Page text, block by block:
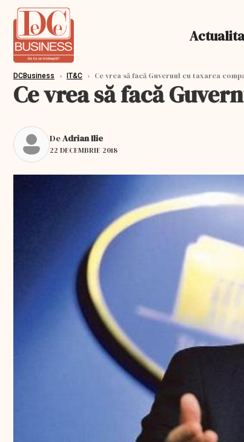
DCBusiness › IT&C › Ce vrea să facă Guvernul cu taxarea
Ce vrea să facă
DeAdrian Ilie
22 DECEMBRIE 2018